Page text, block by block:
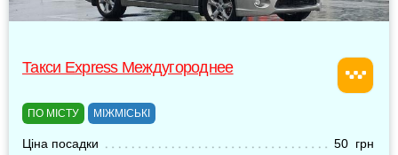
Такси Express Междугороднее
ПО МІСТУ МІЖМІСЬКІ
Ціна посадки
50 грн